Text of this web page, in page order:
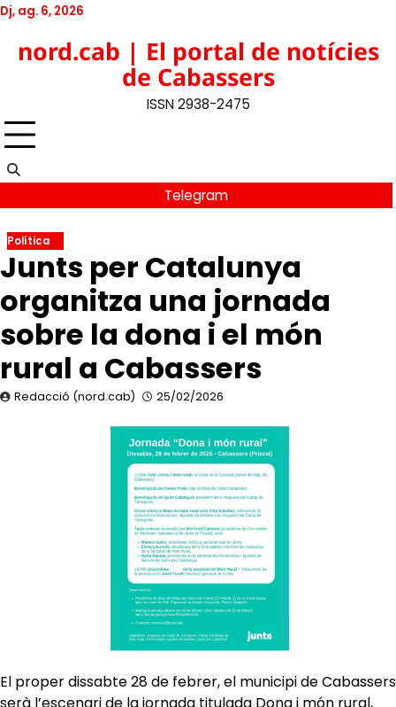
Skip
content
Dj, ag. 6, 2026
Facebook
YouTube
Instagram
nord.cab | El portal de notícies
de Cabassers
ISSN 2938-2475
Telegram
Política
Junts per Catalunya
organitza una jornada
sobre la dona i el món
rural a Cabassers
Redacció (nord.cab) 25/02/2026
El proper dissabte 28 de febrer, el municipi de Cabassers
serà l’escenari de la jornada titulada Dona i món rural,